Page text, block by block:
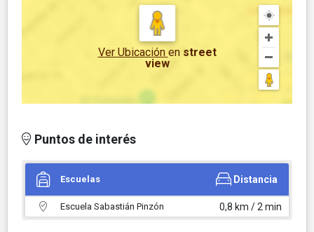
Ver Ubicación en street
view
Puntos de interés
Escuelas Distancia
Escuela Sabastián Pinzón 0,8 km / 2 min